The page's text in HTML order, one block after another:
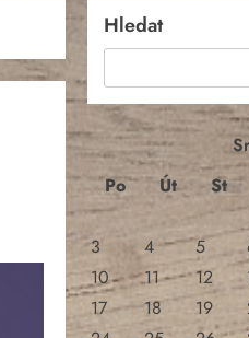
Hledat
Po
Út St
3
4 5
10
11 12
17
18 19